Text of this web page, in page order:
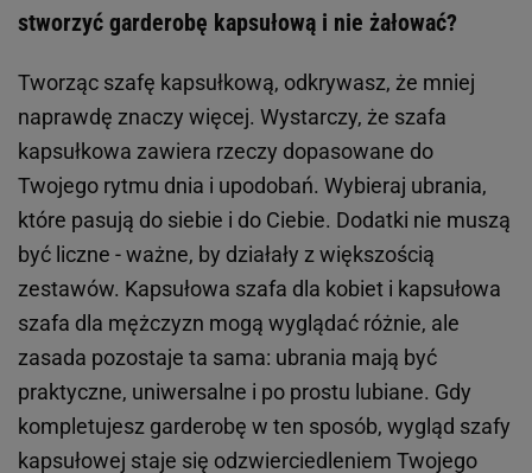
stworzyć garderobę kapsułową i nie żałować?
Tworząc szafę kapsułkową, odkrywasz, że mniej
naprawdę znaczy więcej. Wystarczy, że szafa
kapsułkowa zawiera rzeczy dopasowane do
Twojego rytmu dnia i upodobań. Wybieraj ubrania,
które pasują do siebie i do Ciebie. Dodatki nie muszą
być liczne - ważne, by działały z większością
zestawów. Kapsułowa szafa dla kobiet i kapsułowa
szafa dla mężczyzn mogą wyglądać różnie, ale
zasada pozostaje ta sama: ubrania mają być
praktyczne, uniwersalne i po prostu lubiane. Gdy
kompletujesz garderobę w ten sposób, wygląd szafy
kapsułowej staje się odzwierciedleniem Twojego